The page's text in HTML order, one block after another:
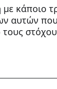
κάποιο
αυτών